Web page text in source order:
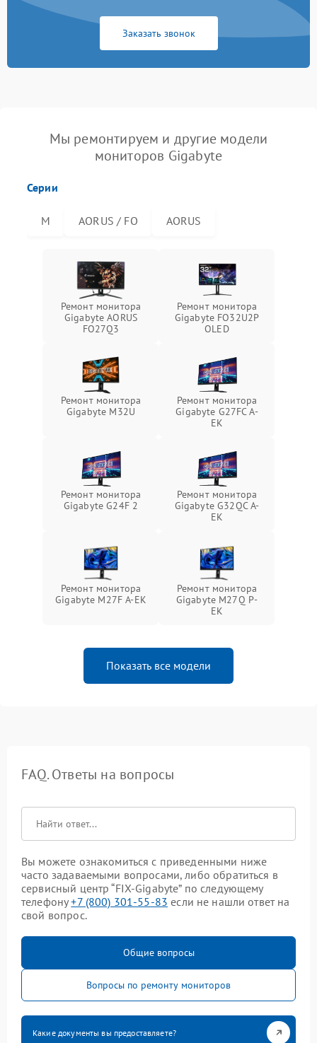
Заказать звонок
Мы ремонтируем и другие модели
мониторов Gigabyte
Серии
M AORUS / FO AORUS
Ремонт монитора
Gigabyte AORUS
FO27Q3
Ремонт монитора
Gigabyte FO32U2P
OLED
Ремонт монитора
Gigabyte M32U
Ремонт монитора
Gigabyte G27FC A-
EK
Ремонт монитора
Gigabyte G24F 2
Ремонт монитора
Gigabyte G32QC A-
EK
Ремонт монитора
Gigabyte M27F A-EK
Ремонт монитора
Gigabyte M27Q P-
EK
Показать все модели
FAQ. Ответы на вопросы
Вы можете ознакомиться с приведенными ниже
часто задаваемыми вопросами, либо обратиться в
сервисный центр “FIX-Gigabyte” по следующему
телефону+7 (800) 301-55-83 если не нашли ответ на
свой вопрос.
Общие вопросы
Вопросы по ремонту мониторов
Какие документы вы предоставляете?